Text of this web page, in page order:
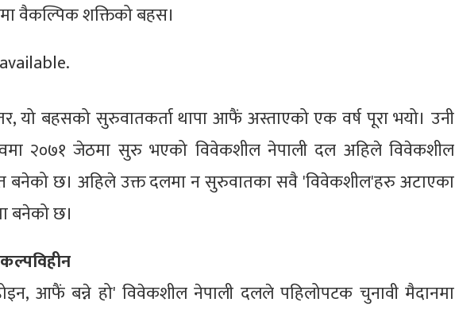
वैकल्पिक शक्तिको बहस।
यो बहसको सुरुवातकर्ता थापा आफैं अस्ताएको एक वर्ष पूरा भयो। उनी
२०७१ जेठमा सुरु भएको विवेकशील नेपाली दल अहिले विवेकशील
बनेको छ। अहिले उक्त दलमा न सुरुवातका सवै 'विवेकशील'हरु अटाएका
बनेको छ।
आफैं बन्ने हो' विवेकशील नेपाली दलले पहिलोपटक चुनावी मैदानमा